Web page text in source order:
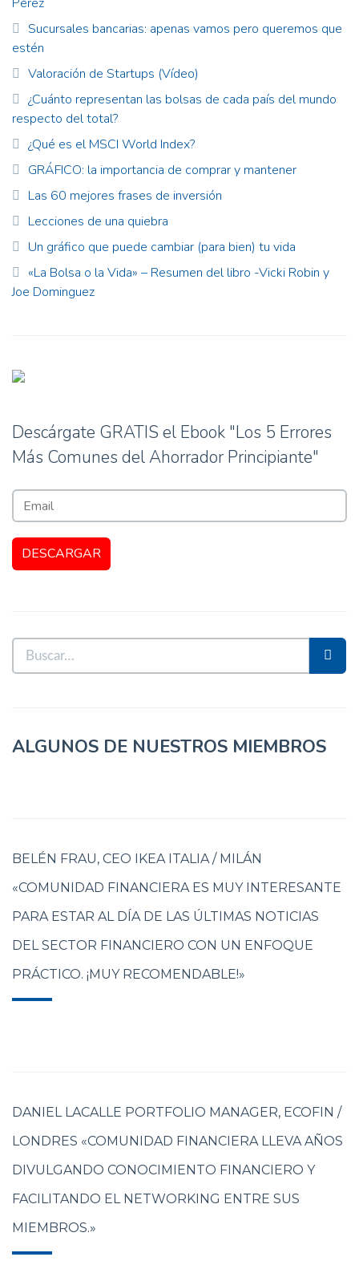
Sucursales bancarias: apenas vamos pero queremos que
estén
Valoración de Startups (Vídeo)
¿Cuánto representan las bolsas de cada país del mundo
respecto del total?
¿Qué es el MSCI World Index?
GRÁFICO: la importancia de comprar y mantener
Las 60 mejores frases de inversión
Lecciones de una quiebra
Un gráfico que puede cambiar (para bien) tu vida
«La Bolsa o la Vida» – Resumen del libro -Vicki Robin y
Joe Dominguez
Descárgate GRATIS el Ebook "Los 5 Errores
Más Comunes del Ahorrador Principiante"
ALGUNOS DE NUESTROS MIEMBROS
BELÉN FRAU, CEO IKEA ITALIA / MILÁN
«COMUNIDAD FINANCIERA ES MUY INTERESANTE
PARA ESTAR AL DÍA DE LAS ÚLTIMAS NOTICIAS
DEL SECTOR FINANCIERO CON UN ENFOQUE
PRÁCTICO. ¡MUY RECOMENDABLE!»
DANIEL LACALLE PORTFOLIO MANAGER, ECOFIN /
LONDRES «COMUNIDAD FINANCIERA LLEVA AÑOS
DIVULGANDO CONOCIMIENTO FINANCIERO Y
FACILITANDO EL NETWORKING ENTRE SUS
MIEMBROS.»